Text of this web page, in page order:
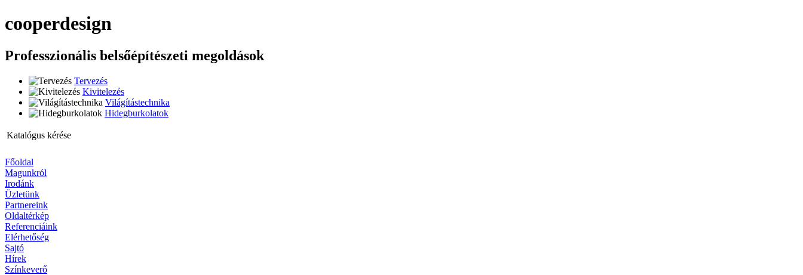
cooperdesign
Professzionális belsőépítészeti megoldások
Tervezés
Kivitelezés
Világítástechnika
Hidegburkolatok
Katalógus kérése
Főoldal
Magunkról
Irodánk
Üzletünk
Partnereink
Oldaltérkép
Referenciáink
Elérhetőség
Sajtó
Hírek
Színkeverő